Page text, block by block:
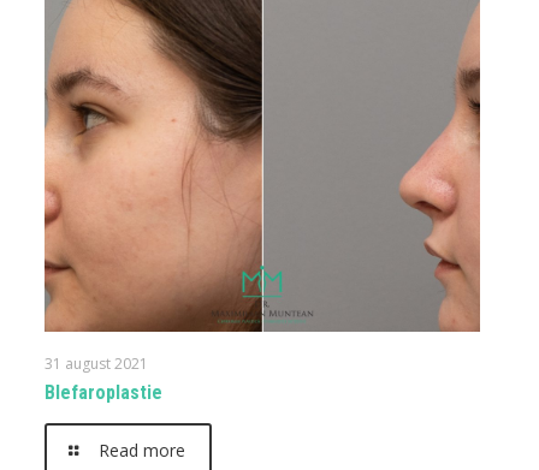
31 august 2021
Blefaroplastie
Read more